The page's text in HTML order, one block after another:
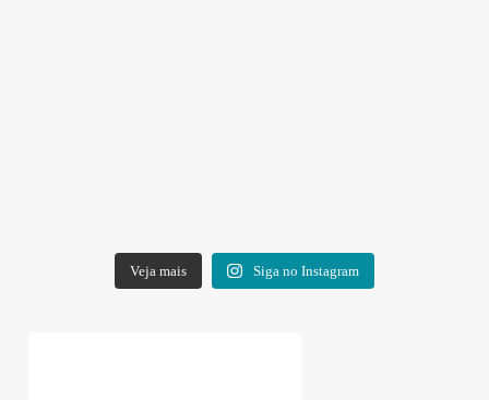
Veja mais Siga no Instagram